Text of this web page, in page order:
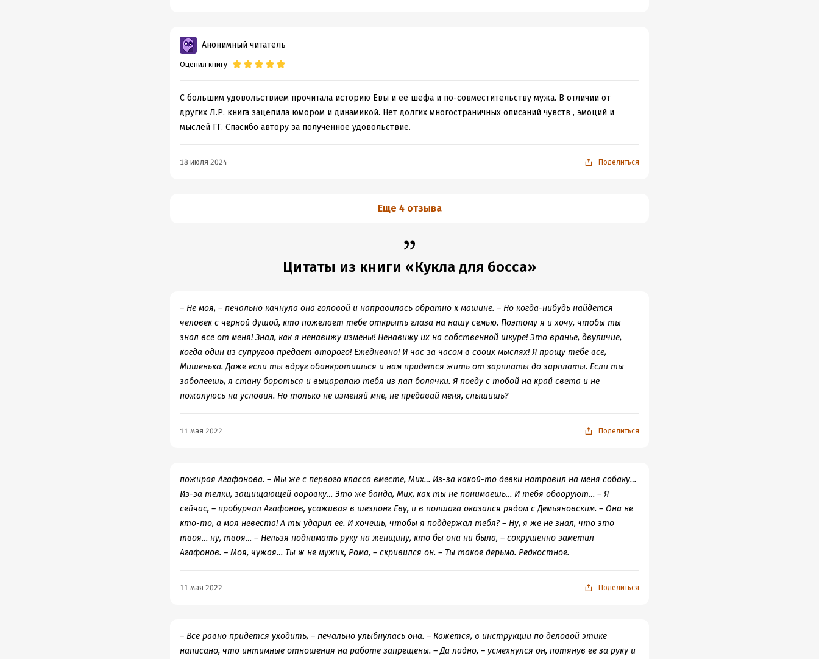
Анонимный читатель
Оценил книгу
С большим удовольствием прочитала историю Евы и её шефа и по-совместительству мужа. В отличии от
других Л.Р. книга зацепила юмором и динамикой. Нет долгих многостраничных описаний чувств , эмоций и
мыслей ГГ. Спасибо автору за полученное удовольствие.
18 июля 2024 Поделиться
Еще 4 отзыва
Цитаты из книги «Кукла для босса»
– Не моя, – печально качнула она головой и направилась обратно к машине. – Но когда-нибудь найдется
человек с черной душой, кто пожелает тебе открыть глаза на нашу семью. Поэтому я и хочу, чтобы ты
знал все от меня! Знал, как я ненавижу измены! Ненавижу их на собственной шкуре! Это вранье, двуличие,
когда один из супругов предает второго! Ежедневно! И час за часом в своих мыслях! Я прощу тебе все,
Мишенька. Даже если ты вдруг обанкротишься и нам придется жить от зарплаты до зарплаты. Если ты
заболеешь, я стану бороться и выцарапаю тебя из лап болячки. Я поеду с тобой на край света и не
пожалуюсь на условия. Но только не изменяй мне, не предавай меня, слышишь?
11 мая 2022 Поделиться
пожирая Агафонова. – Мы же с первого класса вместе, Мих… Из-за какой-то девки натравил на меня собаку…
Из-за телки, защищающей воровку… Это же банда, Мих, как ты не понимаешь… И тебя обворуют… – Я
сейчас, – пробурчал Агафонов, усаживая в шезлонг Еву, и в полшага оказался рядом с Демьяновским. – Она не
кто-то, а моя невеста! А ты ударил ее. И хочешь, чтобы я поддержал тебя? – Ну, я же не знал, что это
твоя… ну, твоя… – Нельзя поднимать руку на женщину, кто бы она ни была, – сокрушенно заметил
Агафонов. – Моя, чужая… Ты ж не мужик, Рома, – скривился он. – Ты такое дерьмо. Редкостное.
11 мая 2022 Поделиться
– Все равно придется уходить, – печально улыбнулась она. – Кажется, в инструкции по деловой этике
написано, что интимные отношения на работе запрещены. – Да ладно, – усмехнулся он, потянув ее за руку и